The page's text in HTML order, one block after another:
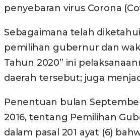
penyebaran virus Corona
Sebagaimana telah
pemilihan gubernur dan
Tahun 2020” ini
daerah tersebut; juga
Penentuan bulan
2016, tentang Pemilihan
dalam pasal 201 ayat (6)